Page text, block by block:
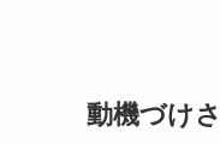
動機づけ